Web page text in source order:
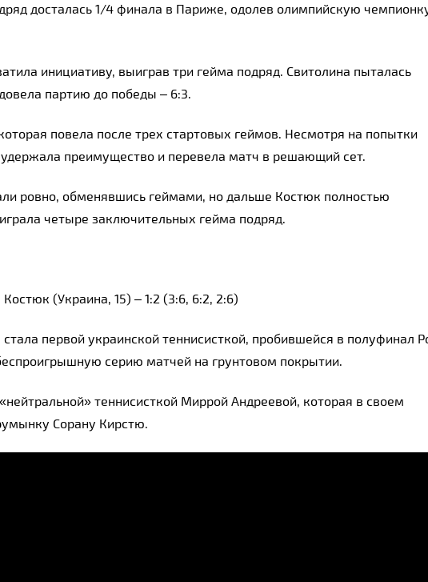
досталась 1/4 финала в Париже, одолев олимпийскую
инициативу, выиграв три гейма подряд. Свитолина пыталась
партию до победы – 6:3.
повела после трех стартовых геймов. Несмотря на попытки
удержала преимущество и перевела матч в решающий сет.
ровно, обменявшись геймами, но дальше Костюк полностью
четыре заключительных гейма подряд.
(Украина, 15) – 1:2 (3:6, 6:2, 2:6)
первой украинской теннисисткой, пробившейся в полуфинал
серию матчей на грунтовом покрытии.
теннисисткой Миррой Андреевой, которая в своем
Сорану Кирстю.